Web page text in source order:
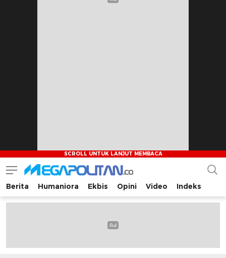
Megapolitan.co
Menyajikan berita-berita fakta bagi pembaca
Berita Humaniora Ekbis Opini Video Indeks